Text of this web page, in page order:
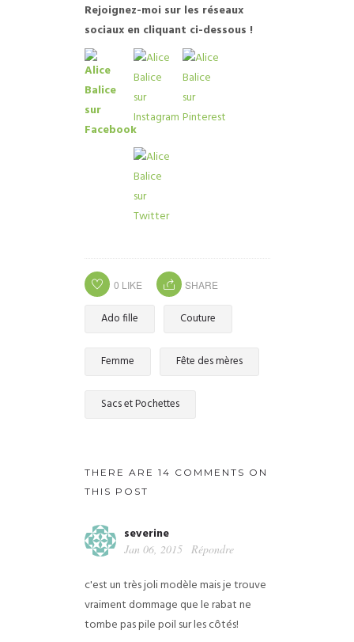
Rejoignez-moi sur les réseaux
sociaux en cliquant ci-dessous !
0 LIKE SHARE
Ado fille Couture
Femme Fête des mères
Sacs et Pochettes
THERE ARE 14 COMMENTS ON
THIS POST
severine
Jan 06, 2015 Répondre
c'est un très joli modèle mais je trouve
vraiment dommage que le rabat ne
tombe pas pile poil sur les côtés!